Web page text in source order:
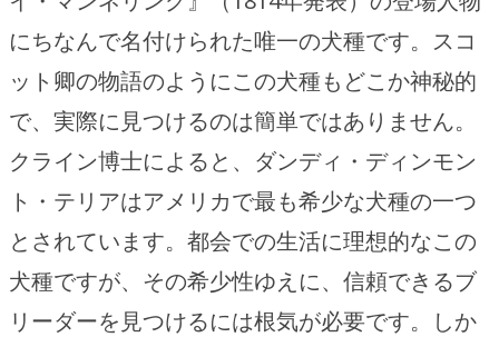
にちなんで名付けられた唯一の犬種です。スコ
ット卿の物語のようにこの犬種もどこか神秘的
で、実際に見つけるのは簡単ではありません。
クライン博士によると、ダンディ・ディンモン
ト・テリアはアメリカで最も希少な犬種の一つ
とされています。都会での生活に理想的なこの
犬種ですが、その希少性ゆえに、信頼できるブ
リーダーを見つけるには根気が必要です。しか